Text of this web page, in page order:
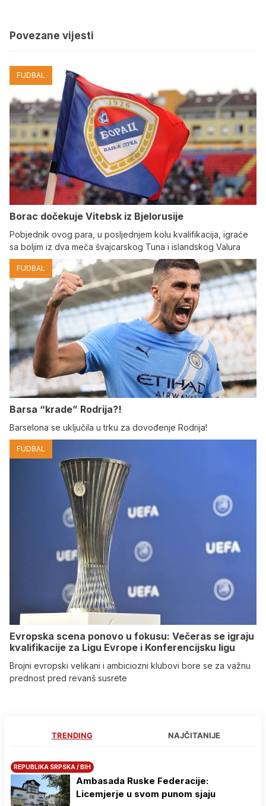
Povezane vijesti
FUDBAL
Borac dočekuje Vitebsk iz Bjelorusije
Pobjednik ovog para, u posljednjem kolu kvalifikacija, igraće
sa boljim iz dva meča švajcarskog Tuna i islandskog Valura
FUDBAL
Barsa “krade” Rodrija?!
Barselona se uključila u trku za dovođenje Rodrija!
FUDBAL
Evropska scena ponovo u fokusu: Večeras se igraju
kvalifikacije za Ligu Evrope i Konferencijsku ligu
Brojni evropski velikani i ambiciozni klubovi bore se za važnu
prednost pred revanš susrete
TRENDING NAJČITANIJE
REPUBLIKA SRPSKA / BIH
Ambasada Ruske Federacije:
Licemjerje u svom punom sjaju